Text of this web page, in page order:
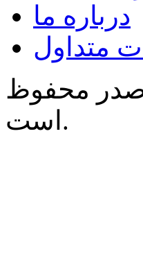
درباره ما
متداول
محفوظ
است.